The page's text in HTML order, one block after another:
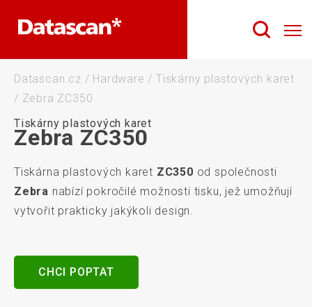
Datascan.cz / Hardware / Tiskárny plastových karet
/ Zebra ZC350
Tiskárny plastových karet
Zebra ZC350
Tiskárna plastových karet ZC350 od společnosti
Zebra nabízí pokročilé možnosti tisku, jež umožňují
vytvořit prakticky jakýkoli design.
CHCI POPTAT